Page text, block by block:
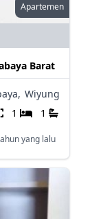
Apartemen
Barat
Wiyung
1 1
yang lalu